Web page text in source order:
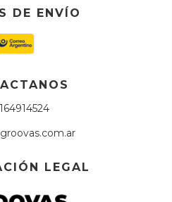
DE ENVÍO
LEGAL